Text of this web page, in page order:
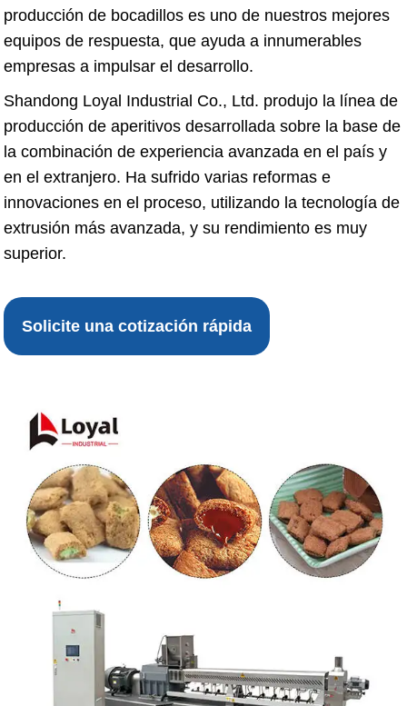
producción de bocadillos es uno de nuestros mejores
equipos de respuesta, que ayuda a innumerables
empresas a impulsar el desarrollo.
Shandong Loyal Industrial Co., Ltd. produjo la línea de
producción de aperitivos desarrollada sobre la base de
la combinación de experiencia avanzada en el país y
en el extranjero. Ha sufrido varias reformas e
innovaciones en el proceso, utilizando la tecnología de
extrusión más avanzada, y su rendimiento es muy
superior.
Solicite una cotización rápida